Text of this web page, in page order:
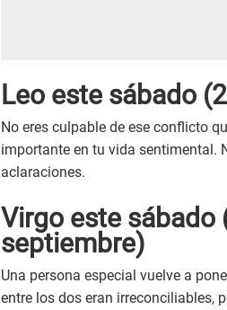
Leo este sábado
No eres culpable de ese conflicto
importante en tu vida sentimental.
aclaraciones.
Virgo este sábado
septiembre)
Una persona especial vuelve a
entre los dos eran irreconciliables,